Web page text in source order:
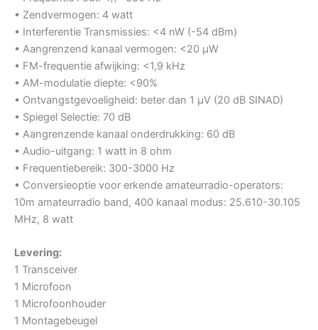
• Zendvermogen: 4 watt
• Interferentie Transmissies: <4 nW (-54 dBm)
• Aangrenzend kanaal vermogen: <20 µW
• FM-frequentie afwijking: <1,9 kHz
• AM-modulatie diepte: <90%
• Ontvangstgevoeligheid: beter dan 1 μV (20 dB SINAD)
• Spiegel Selectie: 70 dB
• Aangrenzende kanaal onderdrukking: 60 dB
• Audio-uitgang: 1 watt in 8 ohm
• Frequentiebereik: 300-3000 Hz
• Conversieoptie voor erkende amateurradio-operators:
10m amateurradio band, 400 kanaal modus: 25.610-30.105
MHz, 8 watt
Levering:
1 Transceiver
1 Microfoon
1 Microfoonhouder
1 Montagebeugel